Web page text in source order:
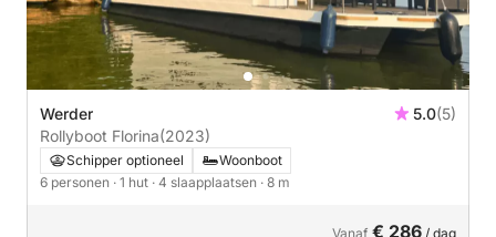
Werder 5.0(5)
Rollyboot Florina(2023)
Schipper optioneel
Woonboot
6 personen · 1 hut · 4 slaapplaatsen · 8 m
Vanaf € 286 / dag